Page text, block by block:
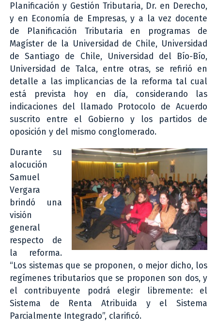
Planificación y Gestión Tributaria, Dr. en Derecho,
y en Economía de Empresas, y a la vez docente
de Planificación Tributaria en programas de
Magíster de la Universidad de Chile, Universidad
de Santiago de Chile, Universidad del Bío-Bío,
Universidad de Talca, entre otras, se refirió en
detalle a las implicancias de la reforma tal cual
está prevista hoy en día, considerando las
indicaciones del llamado Protocolo de Acuerdo
suscrito entre el Gobierno y los partidos de
oposición y del mismo conglomerado.
Durante su
alocución
Samuel
Vergara
brindó una
visión
general
respecto de
la reforma.
“Los sistemas que se proponen, o mejor dicho, los
regímenes tributarios que se proponen son dos, y
el contribuyente podrá elegir libremente: el
Sistema de Renta Atribuida y el Sistema
Parcialmente Integrado”, clarificó.